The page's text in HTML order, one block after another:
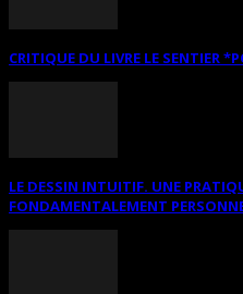
CRITIQUE DU LIVRE LE SENTIER
LE DESSIN INTUITIF. UNE
FONDAMENTALEMENT